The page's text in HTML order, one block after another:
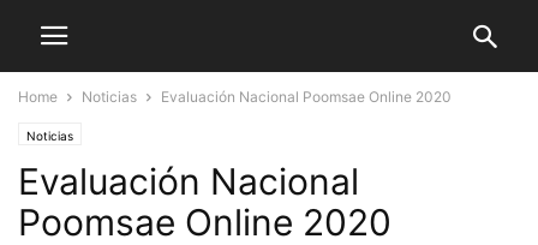
Home Noticias Evaluación Nacional Poomsae Online 2020
Noticias
Evaluación Nacional
Poomsae Online 2020